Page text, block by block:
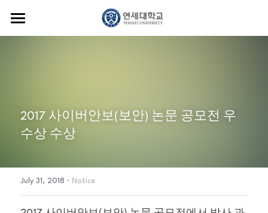
Lectures
Publications
Students
Research
News
Newsletter
Contact us
2017 사이버안보(보안) 논문 공모전 우
수상 수상
July 31, 2018 · Notice